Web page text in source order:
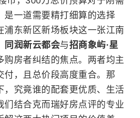
是一道需要精打细算的选择
浦东新区新场板块这一张江南
同润新云都会与招商象屿·星
购房者纠结的焦点。两者均主
付，且总价段高度重合。那
，究竟谁的配套更优质、生活
们结合克而瑞好房点评的专业